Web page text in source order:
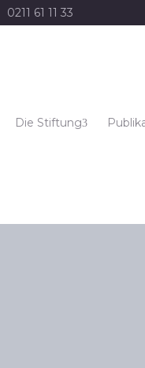
0211 61 11 33
Die Stiftung